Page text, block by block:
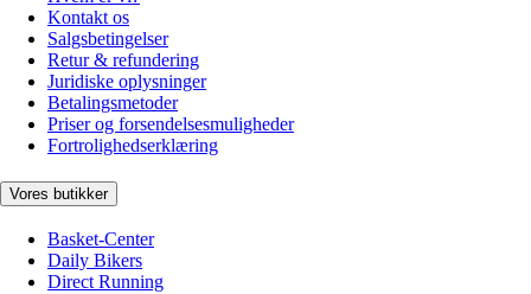
Kontakt os
Salgsbetingelser
Retur & refundering
Juridiske oplysninger
Betalingsmetoder
Priser og forsendelsesmuligheder
Fortrolighedserklæring
Vores butikker
Basket-Center
Daily Bikers
Direct Running